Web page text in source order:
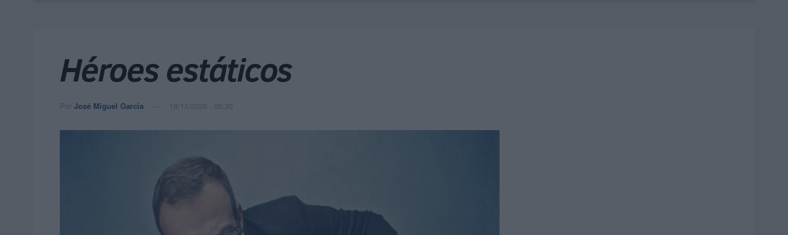
Héroes estáticos
Por José Miguel García 18/11/2020 - 05:30